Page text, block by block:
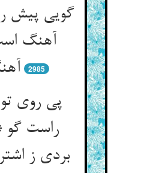
گویی پیش
آهنگ
2985
پی روی
راست
بردی ز